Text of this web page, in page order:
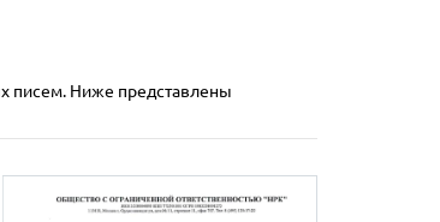
писем. Ниже представлены